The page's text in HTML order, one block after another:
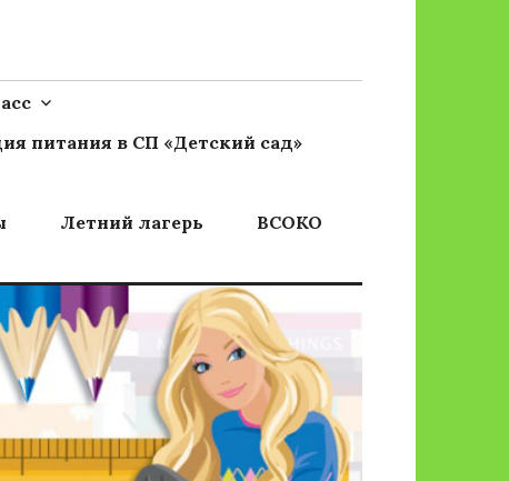
питания в СП «Детский сад»
Летний лагерь
ВСОКО